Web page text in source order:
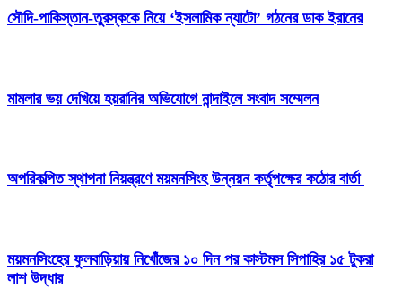
সৌদি-পাকিস্তান-তুরস্ককে নিয়ে ‘ইসলামিক ন্যাটো’ গঠনের ডাক ইরানের
মামলার ভয় দেখিয়ে হয়রানির অভিযোগে নান্দাইলে সংবাদ সম্মেলন
অপরিকল্পিত স্থাপনা নিয়ন্ত্রণে ময়মনসিংহ উন্নয়ন কর্তৃপক্ষের কঠোর বার্তা
ময়মনসিংহের ফুলবাড়িয়ায় নিখোঁজের ১০ দিন পর কাস্টমস সিপাহির ১৫ টুকরা
লাশ উদ্ধার